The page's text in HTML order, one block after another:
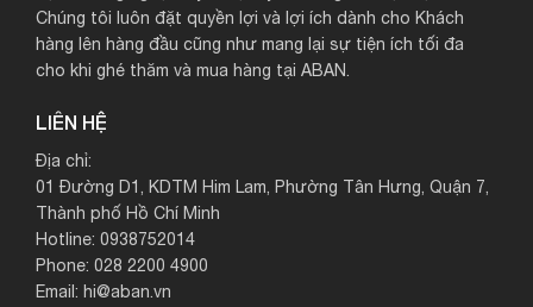
Chúng tôi luôn đặt quyền lợi và lợi ích dành cho Khách
hàng lên hàng đầu cũng như mang lại sự tiện ích tối đa
cho khi ghé thăm và mua hàng tại ABAN.
LIÊN HỆ
Địa chỉ:
01 Đường D1, KDTM Him Lam, Phường Tân Hưng, Quận 7,
Thành phố Hồ Chí Minh
Hotline: 0938752014
Phone: 028 2200 4900
Email: hi@aban.vn